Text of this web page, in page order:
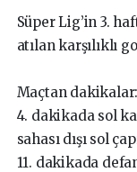
Süper Lig’in 3.
atılan karşılıklı
Maçtan dakikalar:
4. dakikada sol
sahası dışı sol
11. dakikada